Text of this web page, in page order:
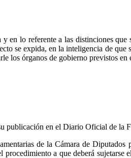
y en lo referente a las distinciones
se expida, en la inteligencia de
los órganos de gobierno previstos en
publicación en el Diario Oficial de la
de la Cámara de
a que deberá